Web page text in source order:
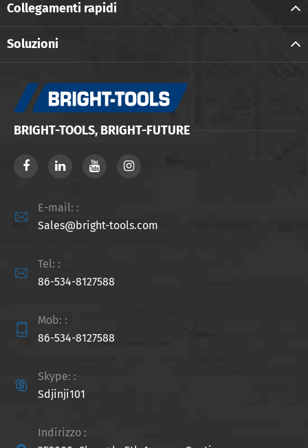
Collegamenti rapidi
Soluzioni
BRIGHT-TOOLS, BRIGHT-FUTURE

E-mail: :
Sales@bright-tools.com

Tel: :
86-534-8127588

Mob: :
86-534-8127588

Skype: :
Sdjinji101
Indirizzo :